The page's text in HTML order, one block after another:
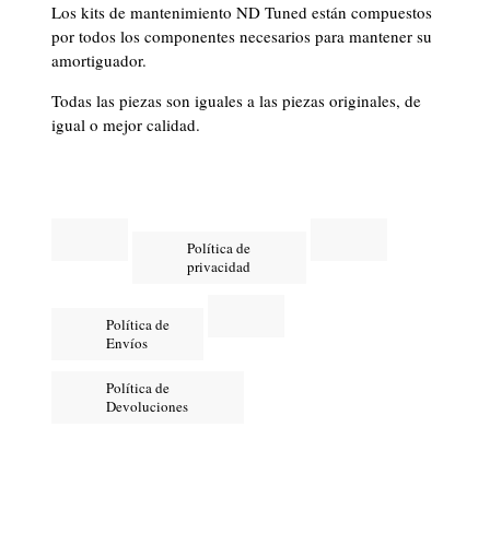
Los kits de mantenimiento ND Tuned están compuestos
por todos los componentes necesarios para mantener su
amortiguador.
Todas las piezas son iguales a las piezas originales, de
igual o mejor calidad.
Política de
privacidad
Política de
Envíos
Política de
Devoluciones